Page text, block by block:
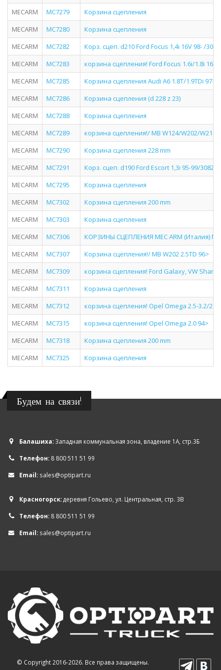
MECARM
MC7279
Корзина сцепления
MECARM
MC7280
Корзина сцепления
MECARM
MC7282
Корз. сцеп. d210 Ford Focus 1,4i 16V 98- /
MECARM
MC7283
корзина сцепления! Ford Focus 1.6i/1.8i 16V
MECARM
MC7285
Корзина сцепления Audi A6 1.8T/1.9TDi 97>/
MECARM
MC7286
Корзина сцепления (d 228 z 23)
MECARM
MC7288
Корзина сцепления
MECARM
MC7289
корзина сцепления!/ MB W124/W202/W210
MECARM
MC7290
Корзина сцепления 228 mm
MECARM
MC7291
Корз. сцеп. d190 Ford Escort 1,3i 95-99/
MECARM
MC7295
Корзина сцепления
MECARM
MC7302
Корзина сцепления 200 mm
MECARM
MC7303
Корзина сцепления
MECARM
MC7306
КОРЗИНЫ СЦЕПЛЕНИЯ MEC ARM (Италия)
MECARM
MC7307
Корзина сцепления!/ MB W202 2.5TD 96>
MECARM
MC7309
корзина сцепления! Ford Galaxy, VW
MECARM
MC7311
Корзина сцепления
MECARM
MC7312
корзина сцепления! Opel Omega 2.5-3.2/
MECARM
MC7315
корзина сцепления! Opel Omega 2.0 94>
MECARM
MC7318
Корзина сцепления 200 mm
MECARM
MC7325 Корзина сцепления
Будем на связи!
Балашиха:Западная коммунальная зона, владение 1А, стр.3Б
Телефон: 8 800 511 51 99
Email: sales@optipart.ru
Красногорск:деревня Гольево, ул. Центральная, стр. 3В
Телефон: 8 800 511 51 99
Email: sales@optipart.ru
© Copyright 2016-2026. Все права защищены.